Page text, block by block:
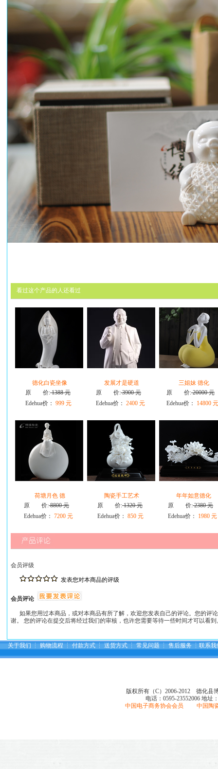
看过这个产品的人还看过
德化白瓷坐像
原 价:1388 元
Edehua价： 999 元
发展才是硬道
原 价:3900 元
Edehua价： 2400 元
三姐妹 德化
原 价:20000 元
Edehua价：
14800 元
荷塘月色 德
原 价:8800 元
Edehua价： 7200 元
陶瓷手工艺术
原 价:1320 元
Edehua价： 850 元
年年如意德化
原 价:2380 元
Edehua价：
1980 元
会员评级
发表您对本商品的评级
会员评论
如果您用过本商品，或对本商品有所了解，欢迎您发表自己的评论。您的评
谢。 您的评论在提交后将经过我们的审核，也许您需要等待一些时间才可以看
关于我们 ┆ 购物流程 ┆ 付款方式 ┆ 送货方式 ┆ 常见问题 ┆ 售后服务 ┆ 联系我
版权所有（C）2006-2012 德化县
电话：0595-23552006 地址
中国电子商务协会会员 中国陶